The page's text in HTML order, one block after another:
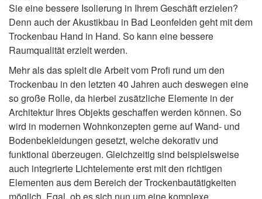
Sie eine bessere Isolierung in Ihrem Geschäft erzielen?
Denn auch der Akustikbau in Bad Leonfelden geht mit dem
Trockenbau Hand in Hand. So kann eine bessere
Raumqualität erzielt werden.
Mehr als das spielt die Arbeit vom Profi rund um den
Trockenbau in den letzten 40 Jahren auch deswegen eine
so große Rolle, da hierbei zusätzliche Elemente in der
Architektur Ihres Objekts geschaffen werden können. So
wird in modernen Wohnkonzepten gerne auf Wand- und
Bodenbekleidungen gesetzt, welche dekorativ und
funktional überzeugen. Gleichzeitig sind beispielsweise
auch integrierte Lichtelemente erst mit den richtigen
Elementen aus dem Bereich der Trockenbautätigkeiten